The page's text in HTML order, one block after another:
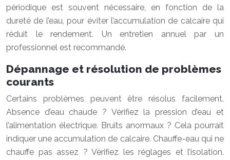
périodique est souvent nécessaire, en fonction de la
dureté de l’eau, pour éviter l’accumulation de calcaire qui
réduit le rendement. Un entretien annuel par un
professionnel est recommandé.
Dépannage et résolution de problèmes
courants
Certains problèmes peuvent être résolus facilement.
Absence d’eau chaude ? Vérifiez la pression d’eau et
l’alimentation électrique. Bruits anormaux ? Cela pourrait
indiquer une accumulation de calcaire. Chauffe-eau qui ne
chauffe pas assez ? Vérifiez les réglages et l’isolation.